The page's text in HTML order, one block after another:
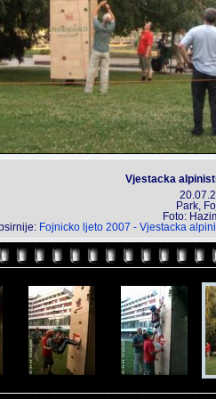
Vjestacka
Park,
Foto:
Fojnicko ljeto 2007 - Vjestacka